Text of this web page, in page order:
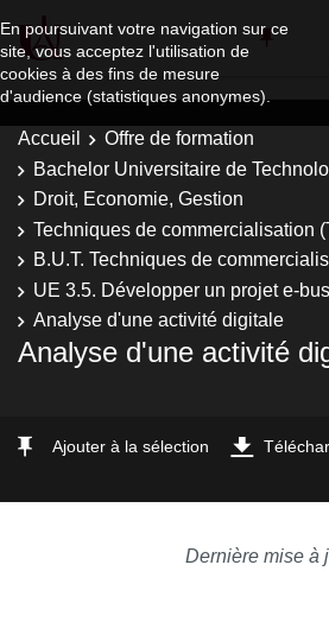
En poursuivant votre navigation sur ce
site, vous acceptez l'utilisation de
cookies à des fins de mesure
d'audience (statistiques anonymes).
Accueil
Offre de formation
Bachelor Universitaire de
Droit, Economie, Gestion
Techniques de commercialisation
B.U.T. Techniques de
UE 3.5. Développer un projet e-
Analyse d'une activité digitale
Analyse d'une activité
Ajouter à la sélection
Dernière mise à